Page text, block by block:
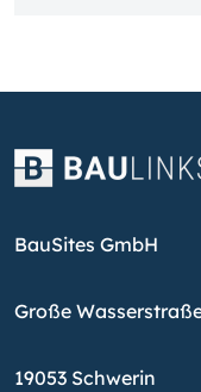
BauSites GmbH
Große
19053 Schwerin